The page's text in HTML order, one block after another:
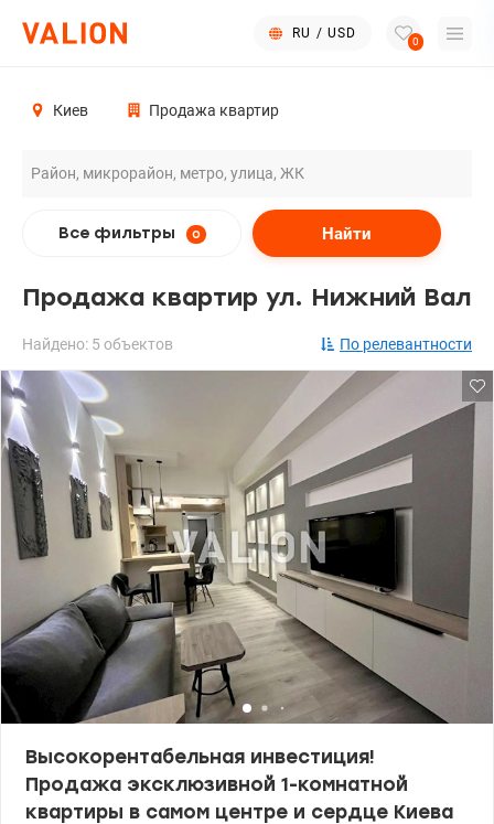
RU / USD
0
Киев Продажа квартир
Все фильтры 0 Найти
Продажа квартир ул. Нижний Вал
Найдено: 5 объектов По релевантности
Высокорентабельная инвестиция!
Продажа эксклюзивной 1-комнатной
квартиры в самом центре и сердце Киева